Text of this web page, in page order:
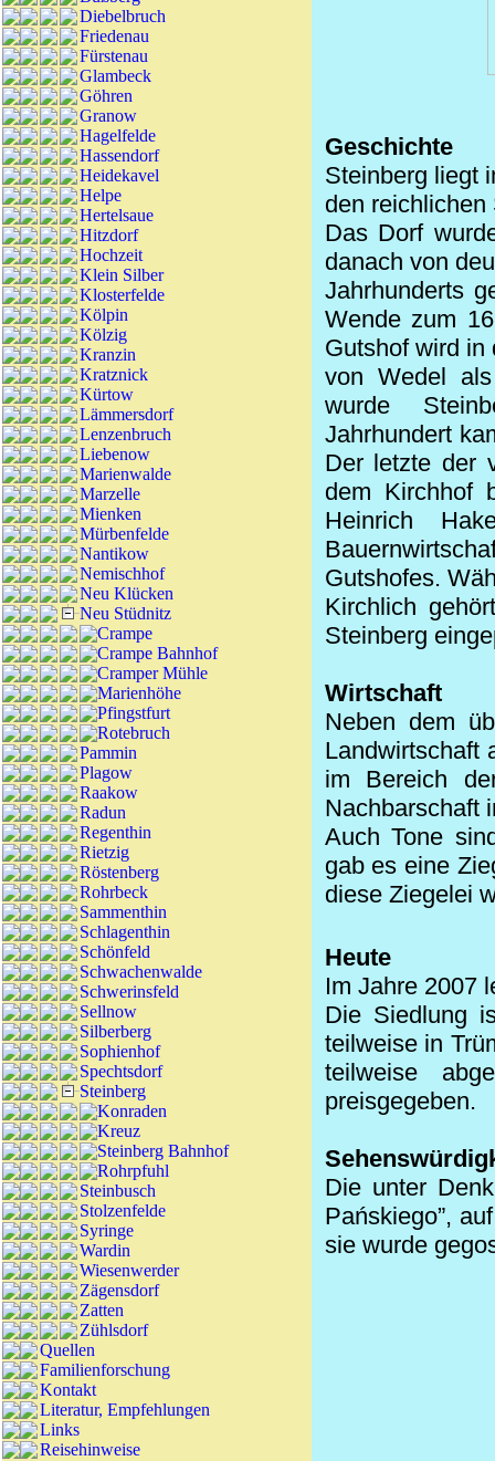
Diebelbruch
Friedenau
Fürstenau
Glambeck
Göhren
Granow
Hagelfelde
Hassendorf
Heidekavel
Helpe
Hertelsaue
Hitzdorf
Hochzeit
Klein Silber
Klosterfelde
Kölpin
Kölzig
Kranzin
Kratznick
Kürtow
Lämmersdorf
Lenzenbruch
Liebenow
Marienwalde
Marzelle
Mienken
Mürbenfelde
Nantikow
Nemischhof
Neu Klücken
Neu Stüdnitz
Crampe
Crampe Bahnhof
Cramper Mühle
Marienhöhe
Pfingstfurt
Rotebruch
Pammin
Plagow
Raakow
Radun
Regenthin
Rietzig
Röstenberg
Rohrbeck
Sammenthin
Schlagenthin
Schönfeld
Schwachenwalde
Schwerinsfeld
Sellnow
Silberberg
Sophienhof
Spechtsdorf
Steinberg
Konraden
Kreuz
Steinberg Bahnhof
Rohrpfuhl
Steinbusch
Stolzenfelde
Syringe
Wardin
Wiesenwerder
Zägensdorf
Zatten
Zühlsdorf
Quellen
Familienforschung
Kontakt
Literatur, Empfehlungen
Links
Reisehinweise
Geschichte
Steinberg liegt
den reichlichen
Das Dorf
danach von
Jahrhunderts
Wende zum
Gutshof wird in
von Wedel
wurde
Jahrhundert
Der letzte der
dem Kirchhof
Heinrich
Gutshofes.
Kirchlich
Steinberg
Wirtschaft
Neben dem
Landwirtschaft
im Bereich
Nachbarschaft
Auch Tone
gab es eine
diese Ziegelei
Heute
Im Jahre 2007
Die Siedlung
teilweise in
teilweise
preisgegeben.
Die unter
Pańskiego”,
sie wurde